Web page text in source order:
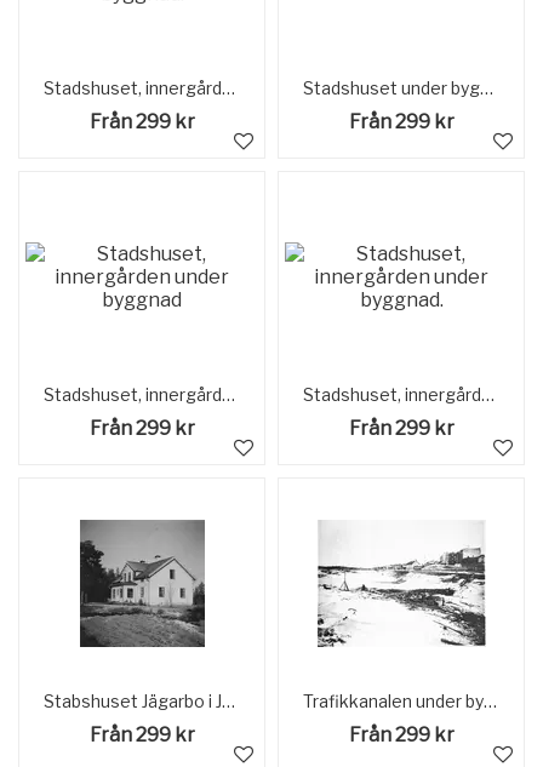
Stadshuset, innergården under byggnad.
Från 299 kr
Stadshuset under byggnad.
Från 299 kr
Stadshuset, innergården under byggnad
Från 299 kr
Stadshuset, innergården under byggnad.
Från 299 kr
Stabshuset Jägarbo i Jokkmokk under beredskapsåren, 1942. Exteriör.
Från 299 kr
Trafikkanalen under byggnad norr om klaffbron. Stadshuset till höger under byggnad. Trollhättan
Från 299 kr